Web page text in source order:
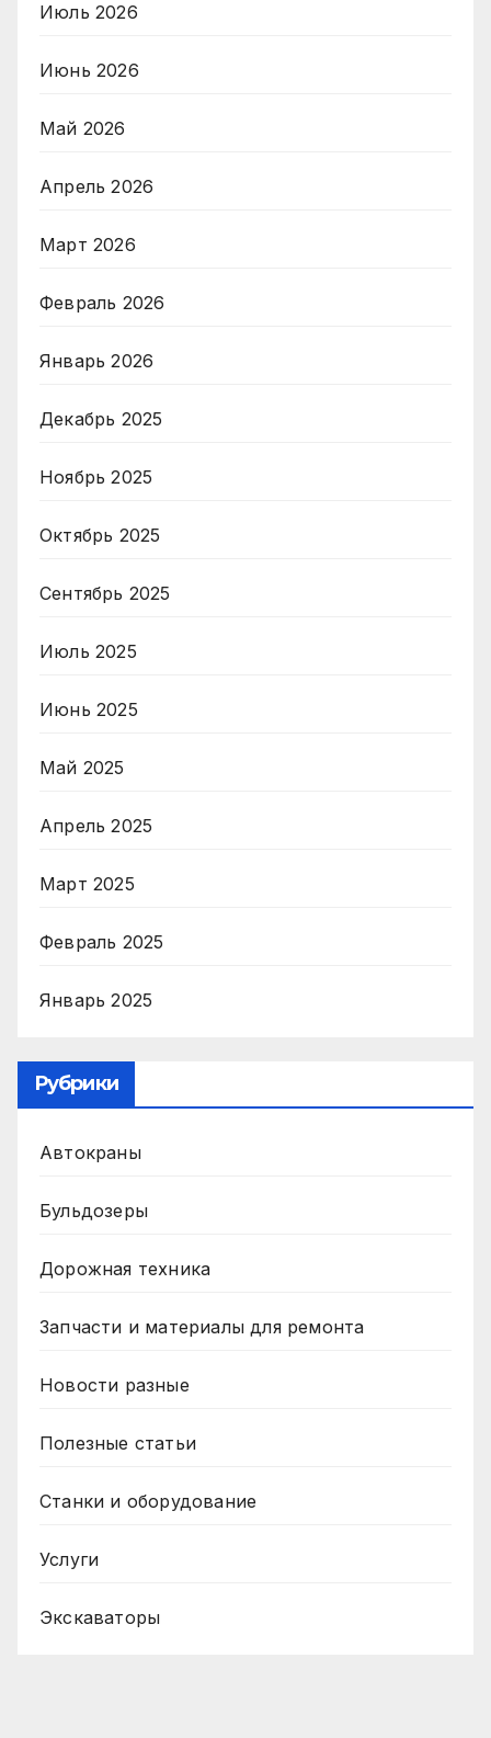
Июль 2026
Июнь 2026
Май 2026
Апрель 2026
Март 2026
Февраль 2026
Январь 2026
Декабрь 2025
Ноябрь 2025
Октябрь 2025
Сентябрь 2025
Июль 2025
Июнь 2025
Май 2025
Апрель 2025
Март 2025
Февраль 2025
Январь 2025
Рубрики
Автокраны
Бульдозеры
Дорожная техника
Запчасти и материалы для ремонта
Новости разные
Полезные статьи
Станки и оборудование
Услуги
Экскаваторы